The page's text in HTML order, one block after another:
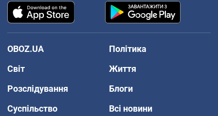
OBOZ.UA
Політика
Світ
Життя
Розслідування
Блоги
Суспільство
Всі новини